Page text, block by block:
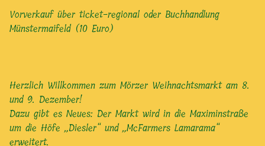
Vorverkauf über ticket-regional oder Buchhandlung
Münstermaifeld (10 Euro)
Herzlich Willkommen zum Mörzer Weihnachtsmarkt am 8.
und 9. Dezember!
Dazu gibt es Neues: Der Markt wird in die Maximinstraße
um die Höfe „Diesler“ und „McFarmers Lamarama“
erweitert.